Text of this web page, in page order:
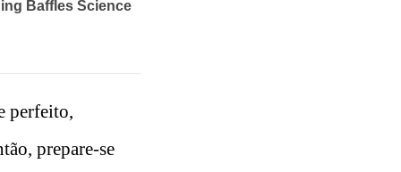
perfeito,
prepare-se